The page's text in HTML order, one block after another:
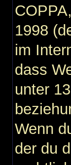
1998
im
dass
unter
Wenn
der du